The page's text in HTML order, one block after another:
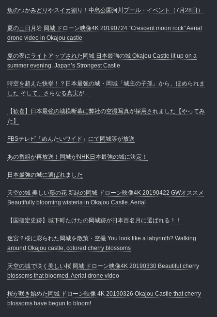
魚のつかみどりやスイカ割り！中島公園河川プール・イベント（7月28日）
夏の三日月岩 岡城 ドローン映像4K 20190724 “Crescent moon rock” Aerial
drone video in Okajou castle
夏の夜にライトアップされた岡城 日本最強の城 Okajou Castle lit up on a
summer evening. Japan’s Strongest Castle
時空を超えた快挙！？日本最強の城・岡城「城主の子孫」から、ほめられま
した そして、さらなる真実が…
【歓喜】日本最強の城横断幕に弊社の空撮写真が採用されました【やってみ
た】
FBSテレビ「めんたいワイド」にて岡城等が放送
あの番組が再放送！岡城がNHK日本最強の城に決定！
日本最強の城に選ばれました
天空の城 美しい藤の花 新緑の岡城 ドローン映像4K 20190422 GWオススメ
Beautifully blooming wisteria in Okajou Castle. Aerial
【国指定史跡】城下町たけたの岡城跡が日本百名月に選ばれる！！
迷宮？桜に彩られた岡城を散策・空撮 You look like a labyrinth? Walking
around Okajou castle, colored cherry blossoms
天空の城で咲く美しい桜 岡城 ドローン映像4K 20190330 Beautiful cherry
blossoms that bloomed. Aerial drone video
桜が咲き始めた岡城 ドローン映像 4K 20190326 Okajou Castle that cherry
blossoms have begun to bloom!